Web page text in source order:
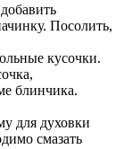
Посолить,
кусочки.
блинчика.
для духовки
смазать